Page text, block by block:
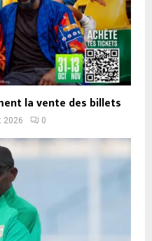
la vente des billets
2026 0